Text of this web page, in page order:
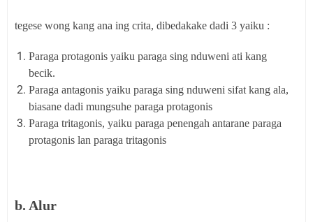
tegese wong kang ana ing crita, dibedakake dadi 3 yaiku :
Paraga protagonis yaiku paraga sing nduweni ati kang
becik.
Paraga antagonis yaiku paraga sing nduweni sifat kang ala,
biasane dadi mungsuhe paraga protagonis
Paraga tritagonis, yaiku paraga penengah antarane paraga
protagonis lan paraga tritagonis
b. Alur